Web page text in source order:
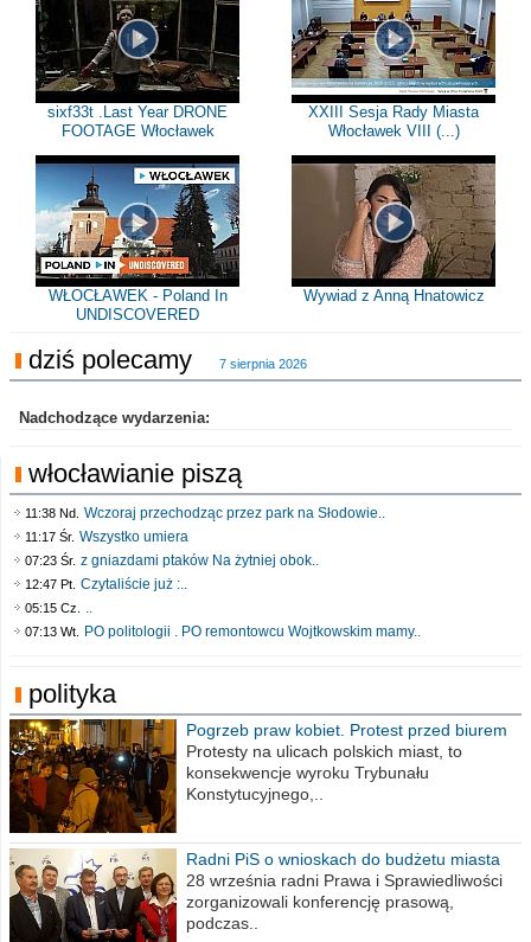
sixf33t .Last Year DRONE
FOOTAGE Włocławek
XXIII Sesja Rady Miasta
Włocławek VIII (...)
WŁOCŁAWEK - Poland In
UNDISCOVERED
Wywiad z Anną Hnatowicz
dziś polecamy 7 sierpnia 2026
Nadchodzące wydarzenia:
włocławianie piszą
11:38 Nd. Wczoraj przechodząc przez park na Słodowie..
11:17 Śr. Wszystko umiera
07:23 Śr. z gniazdami ptaków Na żytniej obok..
12:47 Pt. Czytaliście już :..
05:15 Cz. ..
07:13 Wt. PO politologii . PO remontowcu Wojtkowskim mamy..
polityka
Pogrzeb praw kobiet. Protest przed biurem
poselskim PiS
Protesty na ulicach polskich miast, to
konsekwencje wyroku Trybunału
Konstytucyjnego,..
Radni PiS o wnioskach do budżetu miasta
na 2021 rok
28 września radni Prawa i Sprawiedliwości
zorganizowali konferencję prasową,
podczas..